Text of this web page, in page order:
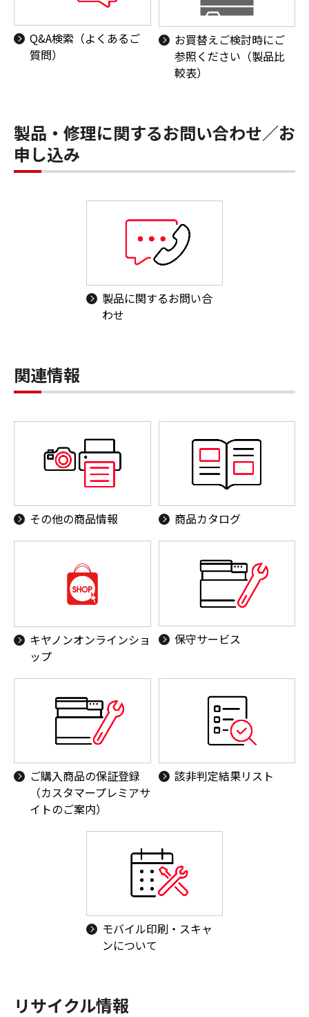
Q&A検索（よくあるご
質問）
お買替えご検討時にご
参照ください（製品比
較表）
製品・修理に関するお問い合わせ／お
申し込み
製品に関するお問い合
わせ
関連情報
その他の商品情報 商品カタログ
キヤノンオンラインショ
ップ
保守サービス
ご購入商品の保証登録
（カスタマープレミアサ
イトのご案内）
該非判定結果リスト
モバイル印刷・スキャ
ンについて
リサイクル情報